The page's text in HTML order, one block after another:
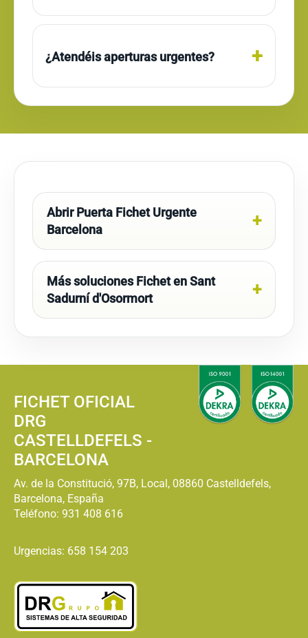
¿Atendéis aperturas urgentes?
Abrir Puerta Fichet Urgente
Barcelona
Más soluciones Fichet en Sant
Sadurní d'Osormort
FICHET OFICIAL
DRG
CASTELLDEFELS -
BARCELONA
Av. de la Constitució, 97B, Local, 08860 Castelldefels,
Barcelona, España
Teléfono: 931 408 616
Urgencias: 658 154 203